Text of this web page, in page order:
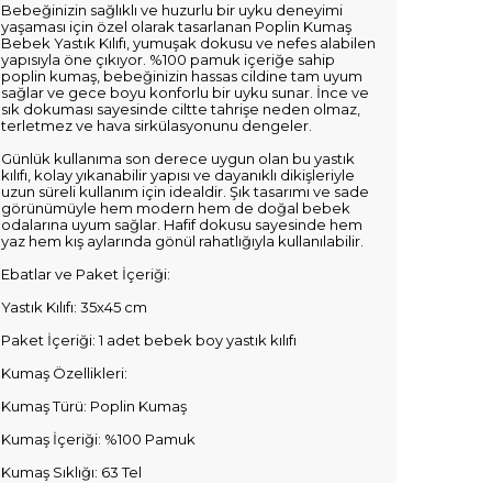
Bebeğinizin sağlıklı ve huzurlu bir uyku deneyimi
yaşaması için özel olarak tasarlanan Poplin Kumaş
Bebek Yastık Kılıfı, yumuşak dokusu ve nefes alabilen
yapısıyla öne çıkıyor. %100 pamuk içeriğe sahip
poplin kumaş, bebeğinizin hassas cildine tam uyum
sağlar ve gece boyu konforlu bir uyku sunar. İnce ve
sık dokuması sayesinde ciltte tahrişe neden olmaz,
terletmez ve hava sirkülasyonunu dengeler.
Günlük kullanıma son derece uygun olan bu yastık
kılıfı, kolay yıkanabilir yapısı ve dayanıklı dikişleriyle
uzun süreli kullanım için idealdir. Şık tasarımı ve sade
görünümüyle hem modern hem de doğal bebek
odalarına uyum sağlar. Hafif dokusu sayesinde hem
yaz hem kış aylarında gönül rahatlığıyla kullanılabilir.
Ebatlar ve Paket İçeriği:
Yastık Kılıfı: 35x45 cm
Paket İçeriği: 1 adet bebek boy yastık kılıfı
Kumaş Özellikleri:
Kumaş Türü: Poplin Kumaş
Kumaş İçeriği: %100 Pamuk
Kumaş Sıklığı: 63 Tel